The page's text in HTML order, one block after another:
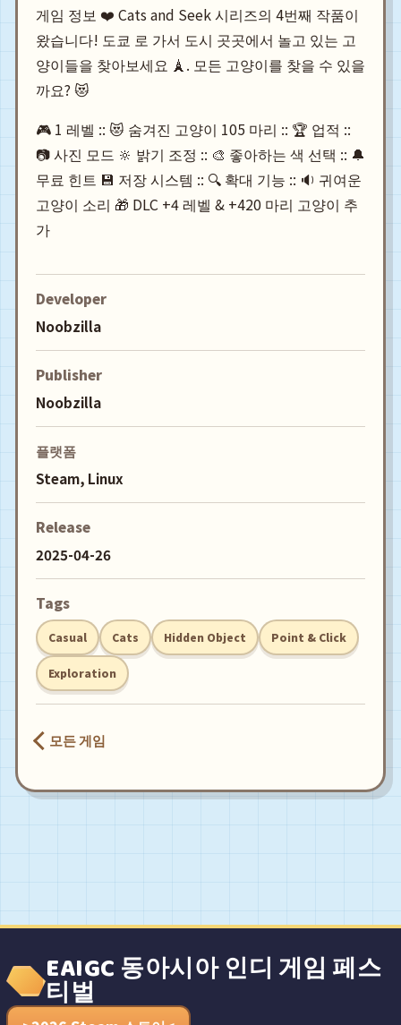
게임 정보 ❤️ Cats and Seek 시리즈의 4번째 작품이
왔습니다! 도쿄 로 가서 도시 곳곳에서 놀고 있는 고
양이들을 찾아보세요 🗼. 모든 고양이를 찾을 수 있을
까요? 😻
🎮 1 레벨 :: 😻 숨겨진 고양이 105 마리 :: 🏆 업적 ::
📷 사진 모드 🔆 밝기 조정 :: 🎨 좋아하는 색 선택 :: 🔔
무료 힌트 💾 저장 시스템 :: 🔍 확대 기능 :: 🔉 귀여운
고양이 소리 🎁 DLC +4 레벨 & +420 마리 고양이 추
가
Developer
Noobzilla
Publisher
Noobzilla
플랫폼
Steam, Linux
Release
2025-04-26
Tags
Casual Cats Hidden Object Point & Click
Exploration
모든 게임
EAIGC 동아시아 인디 게임 페스
티벌